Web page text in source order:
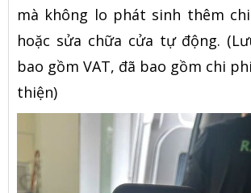
mà không lo phát sinh thêm
hoặc sửa chữa cửa tự động.
bao gồm VAT, đã bao gồm chi
thiện)